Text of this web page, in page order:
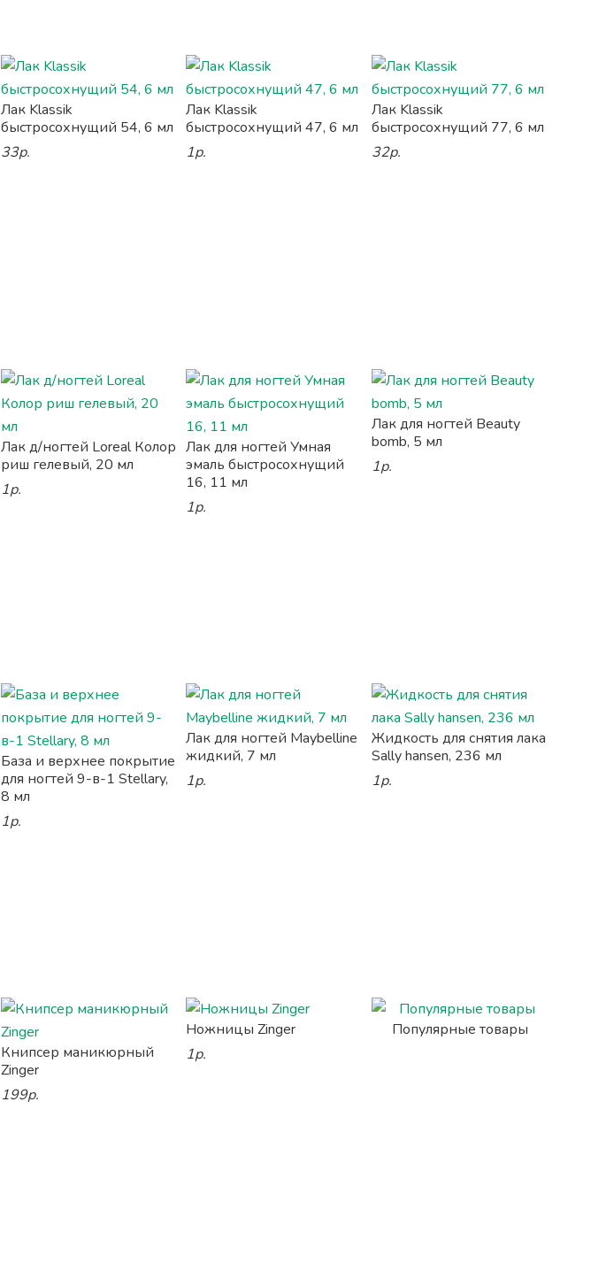
Лак Klassik
быстросохнущий 54, 6 мл
33р.
Лак Klassik
быстросохнущий 47, 6 мл
1р.
Лак Klassik
быстросохнущий 77, 6 мл
32р.
Лак д/ногтей Loreal Колор
риш гелевый, 20 мл
1р.
Лак для ногтей Умная
эмаль быстросохнущий
16, 11 мл
1р.
Лак для ногтей Beauty
bomb, 5 мл
1р.
База и верхнее покрытие
для ногтей 9-в-1 Stellary,
8 мл
1р.
Лак для ногтей Maybelline
жидкий, 7 мл
1р.
Жидкость для снятия лака
Sally hansen, 236 мл
1р.
Книпсер маникюрный
Zinger
199р.
Ножницы Zinger
1р.
Популярные товары